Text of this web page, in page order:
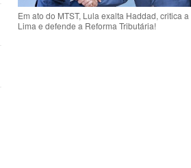
Em ato do MTST, Lula exalta Haddad, critica
Lima e defende a Reforma Tributária!